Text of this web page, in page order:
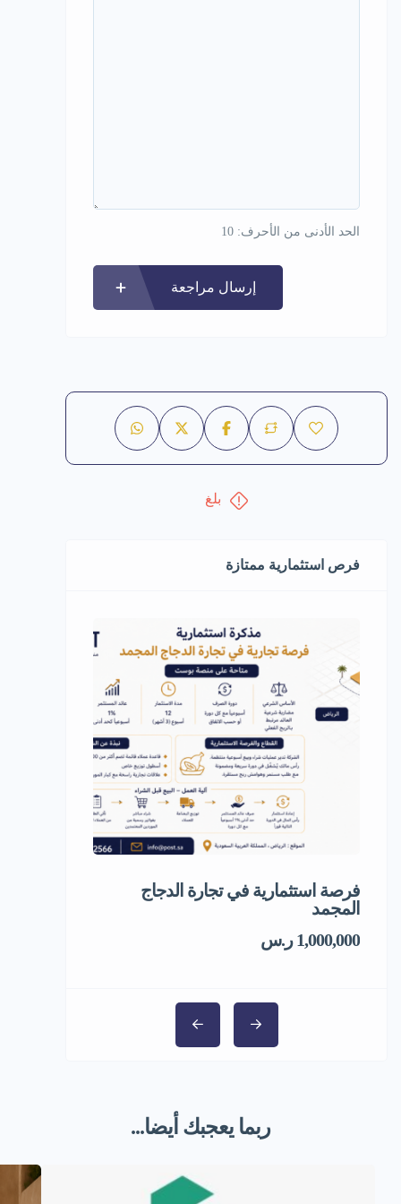
الحد الأدنى من الأحرف: 10
إرسال مراجعة
بلغ
فرص استثمارية ممتازة
فرصة استثمارية في تجارة الدجاج
المجمد
1,000,000 ر.س
ربما يعجبك أيضا...